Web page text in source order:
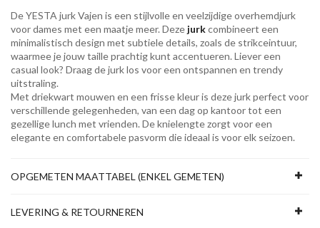
De YESTA jurk Vajen is een stijlvolle en veelzijdige overhemdjurk
voor dames met een maatje meer. Deze jurkcombineert een
minimalistisch design met subtiele details, zoals de strikceintuur,
waarmee je jouw taille prachtig kunt accentueren. Liever een
casual look? Draag de jurk los voor een ontspannen en trendy
uitstraling.
Met driekwart mouwen en een frisse kleur is deze jurk perfect voor
verschillende gelegenheden, van een dag op kantoor tot een
gezellige lunch met vrienden. De knielengte zorgt voor een
elegante en comfortabele pasvorm die ideaal is voor elk seizoen.
OPGEMETEN MAATTABEL (ENKEL GEMETEN)
LEVERING & RETOURNEREN